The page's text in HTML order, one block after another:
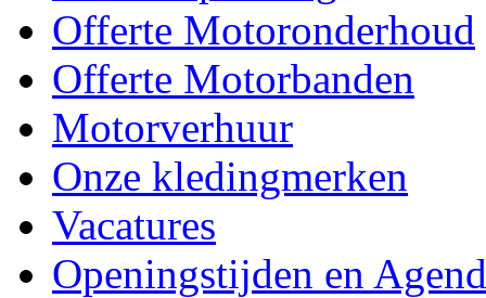
Offerte Motoronderhoud
Offerte Motorbanden
Motorverhuur
Onze kledingmerken
Vacatures
Openingstijden en